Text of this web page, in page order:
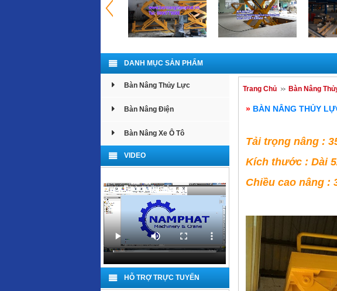
DANH MỤC SẢN PHẨM
Bàn Nâng Thủy Lực
Bàn Nâng Điện
Bàn Nâng Xe Ô Tô
VIDEO
HỖ TRỢ TRỰC TUYẾN
Trang Chủ Bàn Nâng
» BÀN NÂNG THỦY
Tải trọng nâng :
Kích thước : Dài
Chiều cao nâng :